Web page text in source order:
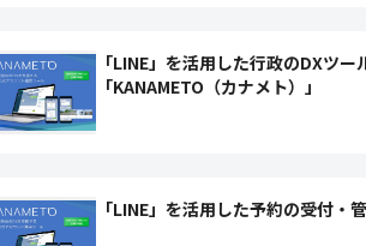
「LINE」を活用した行政のDXツー
「KANAMETO（カナメト）」
「LINE」を活用した予約の受付・